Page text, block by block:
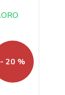
- 20 %